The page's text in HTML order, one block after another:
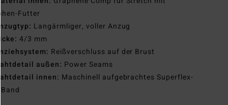
Futter
Anzugtyp: Langärmliger, voller Anzug
Dicke: 4/3 mm
Anziehsystem: Reißverschluss auf der Brust
Nahtdetail außen: Power Seams
Nahtdetail innen: Maschinell aufgebrachtes Superflex-
Band